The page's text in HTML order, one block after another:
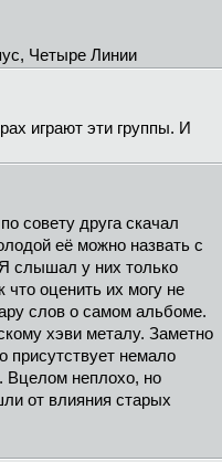
Четыре Линии
играют эти группы. И
совету друга скачал
её можно назвать с
Я слышал у них только
что оценить их могу не
слов о самом альбоме.
хэви металу. Заметно
немало
Вцелом неплохо, но
от влияния старых